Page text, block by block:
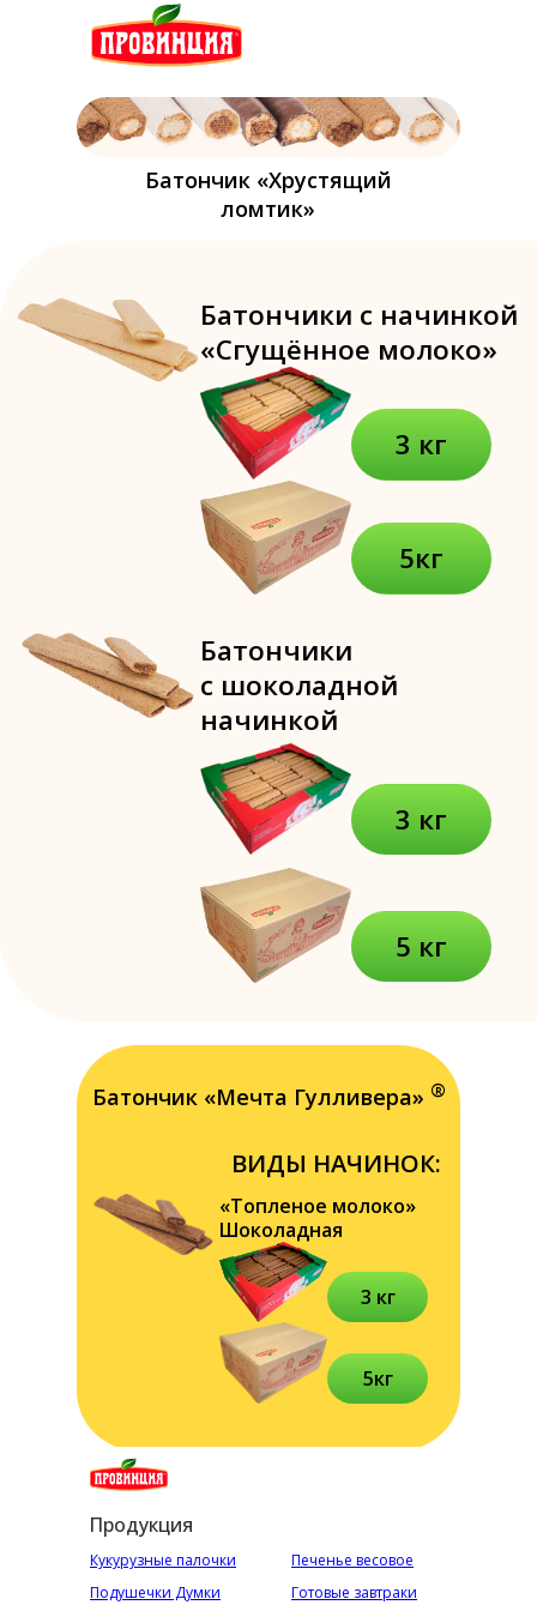
Батончик «Хрустящий
ломтик»
Батончики
с шоколадной
начинкой
3 кг
5 кг
Батончики с начинкой
3 кг
5кг
Батончик «Мечта Гулливера» ®
ВИДЫ НАЧИНОК:
«Топленое молоко»
Шоколадная
3 кг
5кг
Продукция
Кукурузные палочки
Подушечки Думки
Печенье весовое
Готовые завтраки